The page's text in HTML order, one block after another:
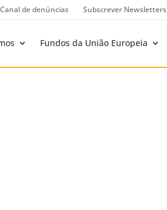
Canal de denúncias Subscrever Newsletters
Fundos da União Europeia